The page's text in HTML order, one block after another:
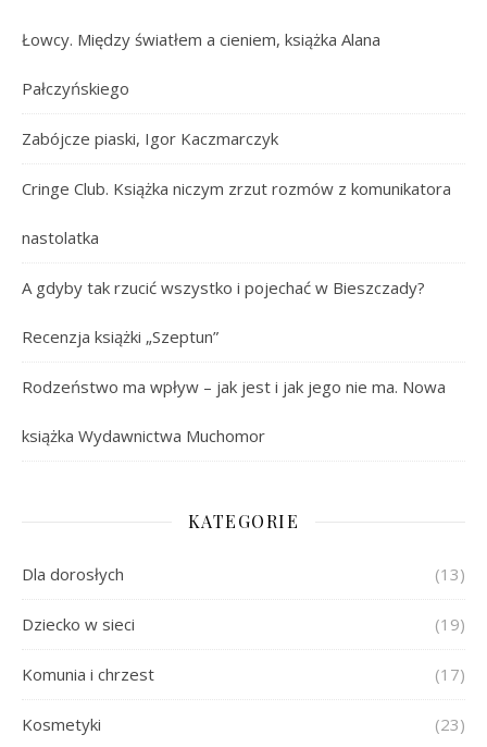
Łowcy. Między światłem a cieniem, książka Alana
Pałczyńskiego
Zabójcze piaski, Igor Kaczmarczyk
Cringe Club. Książka niczym zrzut rozmów z komunikatora
nastolatka
A gdyby tak rzucić wszystko i pojechać w Bieszczady?
Recenzja książki „Szeptun”
Rodzeństwo ma wpływ – jak jest i jak jego nie ma. Nowa
książka Wydawnictwa Muchomor
KATEGORIE
Dla dorosłych (13)
Dziecko w sieci (19)
Komunia i chrzest (17)
Kosmetyki (23)